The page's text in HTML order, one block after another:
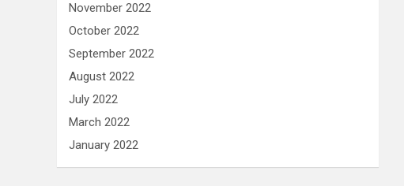
November 2022
October 2022
September 2022
August 2022
July 2022
March 2022
January 2022